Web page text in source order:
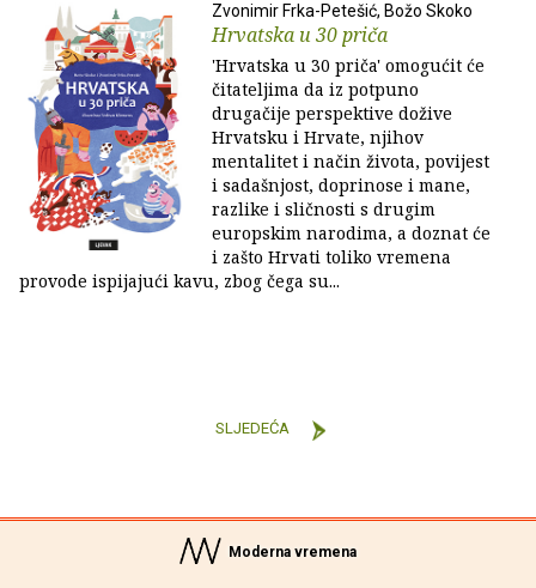
Zvonimir Frka-Petešić, Božo Skoko
Hrvatska u 30 priča
'Hrvatska u 30 priča' omogućit će
čitateljima da iz potpuno
drugačije perspektive dožive
Hrvatsku i Hrvate, njihov
mentalitet i način života, povijest
i sadašnjost, doprinose i mane,
razlike i sličnosti s drugim
europskim narodima, a doznat će
i zašto Hrvati toliko vremena
provode ispijajući kavu, zbog čega su...
SLJEDEĆA
Moderna vremena